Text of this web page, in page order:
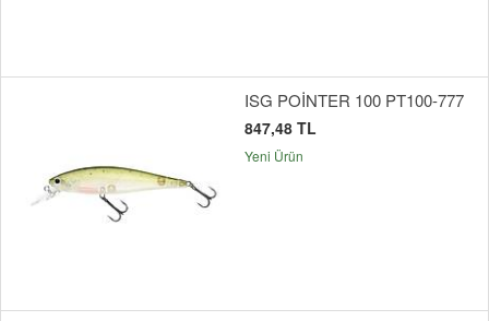
ISG POİNTER 100 PT100-777
847,48 TL
Yeni Ürün